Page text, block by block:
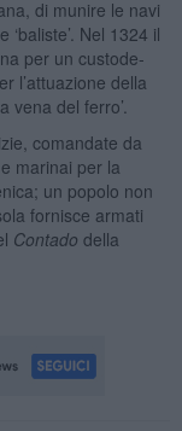
di munire le navi
Nel 1324 il
per un custode-
l’attuazione della
vena del ferro’.
comandate da
marinai per la
un popolo non
fornisce armati
Contado della